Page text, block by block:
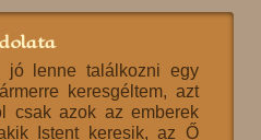
jó lenne találkozni egy
keresgéltem, azt
csak azok az emberek
Istent keresik, az Ő